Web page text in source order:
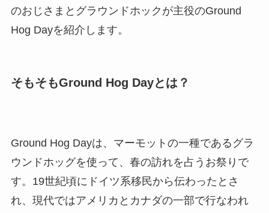
のおじさまとグラウンドホックが主役のGround
Hog Dayを紹介します。
そもそもGround Hog Dayとは？
Ground Hog Dayは、マーモットの一種であるグラ
ウンドホッグを使って、春の訪れを占うお祭りで
す。19世紀頃にドイツ系移民から伝わったとさ
れ、現代ではアメリカとカナダの一部で行なわれ